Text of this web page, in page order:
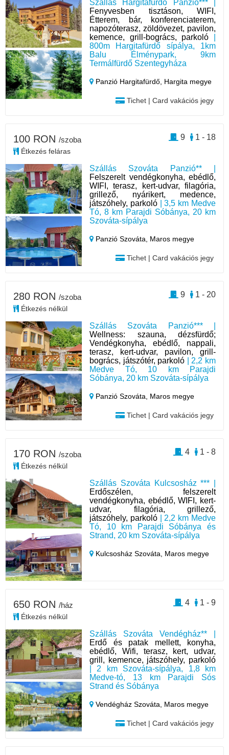
Szállás Hargitafürdő Panzió*** |
Fenyvesben tisztáson, WIFI,
Étterem, bár, konferenciaterem,
napozóterasz, zöldövezet, pavilon,
kemence, grill-bogrács, parkoló
800m Hargitafürdő sípálya, 1km
Balu Élménypark, 9km
Termálfürdő Szentegyháza
Panzió Hargitafürdő, Hargita megye
Tichet | Card vakációs jegy
Szállás Szováta Panzió** |
Felszerelt vendégkonyha, ebédlő,
WIFI, terasz, kert-udvar, filagória,
grillező, nyárikert, medence,
játszóhely, parkoló| 3,5 km Medve
Tó, 8 km Parajdi Sóbánya, 20 km
Szováta-sípálya
Panzió Szováta, Maros megye
Tichet | Card vakációs jegy
100 RON /szoba
Étkezés feláras
1 - 18
9
Szállás Szováta Panzió*** |
Wellness: szauna, dézsfürdő;
Vendégkonyha, ebédlő, nappali,
terasz, kert-udvar, pavilon, grill-
bogrács, játszótér, parkoló | 2,2 km
Medve Tó, 10 km Parajdi
Sóbánya, 20 km Szováta-sípálya
Panzió Szováta, Maros megye
Tichet | Card vakációs jegy
280 RON /szoba
Étkezés nélkül
1 - 20
9
Szállás Szováta Kulcsosház *** |
Erdőszélen, felszerelt
vendégkonyha, ebédlő, WIFI, kert-
udvar, filagória, grillező,
játszóhely, parkoló| 2,2 km Medve
Tó, 10 km Parajdi Sóbánya és
Strand, 20 km Szováta-sípálya
Kulcsosház Szováta, Maros megye
170 RON /szoba
Étkezés nélkül
1 - 8
4
Szállás Szováta Vendégház** |
Erdő és patak mellett, konyha,
ebédlő, Wifi, terasz, kert, udvar,
grill, kemence, játszóhely, parkoló
| 2 km Szováta-sípálya, 1,8 km
Medve-tó, 13 km Parajdi Sós
Strand és Sóbánya
Vendégház Szováta, Maros megye
Tichet | Card vakációs jegy
650 RON /ház
Étkezés nélkül
1 - 9
4